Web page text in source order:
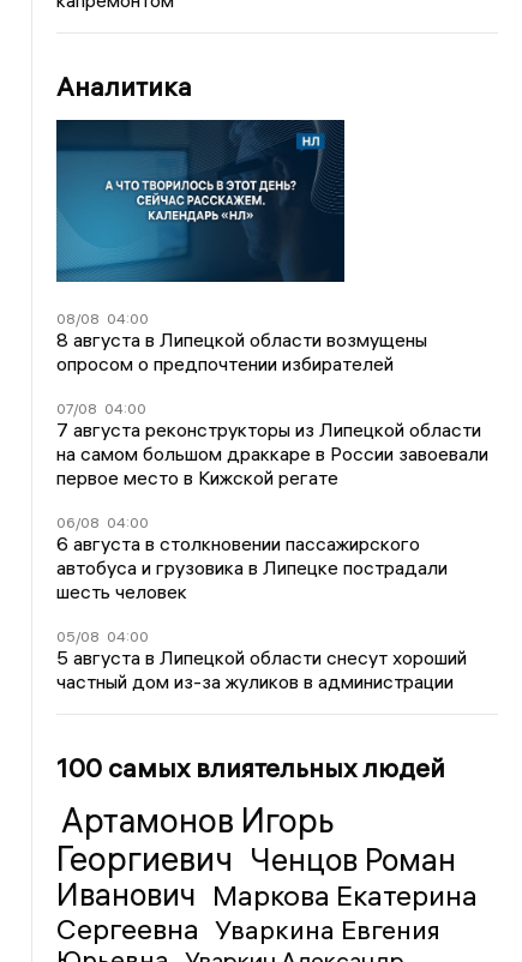
Аналитика
08/08 04:00
8 августа в Липецкой области возмущены
опросом о предпочтении избирателей
07/08 04:00
7 августа реконструкторы из Липецкой области
на самом большом драккаре в России завоевали
первое место в Кижской регате
06/08 04:00
6 августа в столкновении пассажирского
автобуса и грузовика в Липецке пострадали
шесть человек
05/08 04:00
5 августа в Липецкой области снесут хороший
частный дом из-за жуликов в администрации
100 самых влиятельных людей
Артамонов Игорь
Георгиевич Ченцов Роман
Иванович Маркова Екатерина
Сергеевна Уваркина Евгения